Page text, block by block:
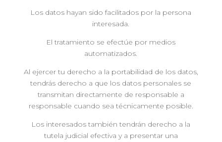
Los datos hayan sido facilitados por la persona
interesada.
El tratamiento se efectúe por medios
automatizados.
Al ejercer tu derecho a la portabilidad de los datos,
tendrás derecho a que los datos personales se
transmitan directamente de responsable a
responsable cuando sea técnicamente posible.
Los interesados también tendrán derecho a la
tutela judicial efectiva y a presentar una